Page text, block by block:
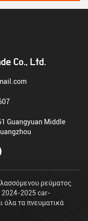
Co., Ltd.
Guangyuan Middle
ρεύματος
2024-2025 car-
όλα τα πνευματικά